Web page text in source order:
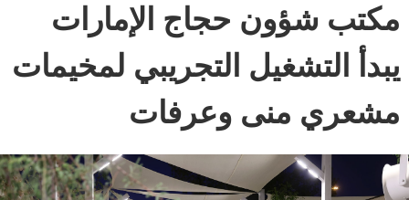
مكتب شؤون حجاج الإمارات
يبدأ التشغيل التجريبي لمخيمات
مشعري منى وعرفات